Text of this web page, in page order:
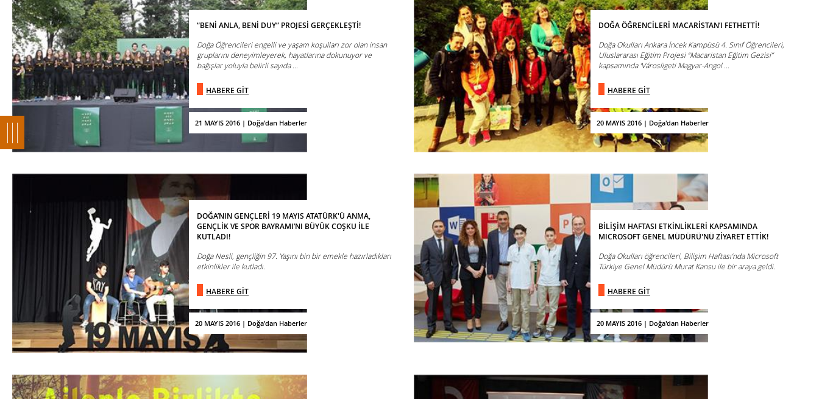
21 MAYIS 2016 | Doğa'dan Haberler
“BENİ ANLA, BENİ DUY” PROJESİ GERÇEKLEŞTİ!
Doğa Öğrencileri engelli ve yaşam koşulları zor olan insan
gruplarını deneyimleyerek, hayatlarına dokunuyor ve
bağışlar yoluyla belirli sayıda ...
HABERE GİT
20 MAYIS 2016 | Doğa'dan Haberler
DOĞA ÖĞRENCİLERİ MACARİSTAN’I FETHETTİ!
Doğa Okulları Ankara İncek Kampüsü 4. Sınıf Öğrencileri,
Uluslararası Eğitim Projesi “Macaristan Eğitim Gezisi”
kapsamında ‘Városligeti Magyar-Angol ...
HABERE GİT
20 MAYIS 2016 | Doğa'dan Haberler
DOĞA’NIN GENÇLERİ 19 MAYIS ATATÜRK'Ü ANMA,
GENÇLİK VE SPOR BAYRAMI’NI BÜYÜK COŞKU İLE
KUTLADI!
Doğa Nesli, gençliğin 97. Yaşını bin bir emekle hazırladıkları
etkinlikler ile kutladı.
HABERE GİT
20 MAYIS 2016 | Doğa'dan Haberler
BİLİŞİM HAFTASI ETKİNLİKLERİ KAPSAMINDA
MICROSOFT GENEL MÜDÜRÜ'NÜ ZİYARET ETTİK!
Doğa Okulları öğrencileri, Bilişim Haftası’nda Microsoft
Türkiye Genel Müdürü Murat Kansu ile bir araya geldi.
HABERE GİT